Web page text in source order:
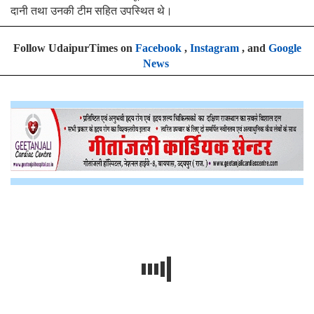
दानी तथा उनकी टीम सहित उपस्थित थे।
Follow UdaipurTimes on Facebook, Instagram, and Google
News